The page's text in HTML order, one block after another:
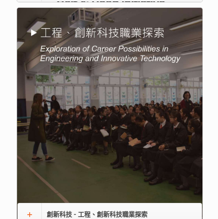
創新科技 - 工程、創新科技職業探索